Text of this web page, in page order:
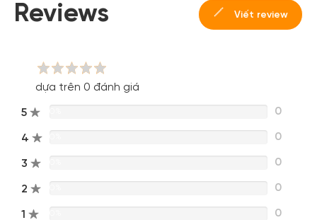
Reviews Viết review
dựa trên 0 đánh giá
5 0
4 0
3 0
2 0
1 0